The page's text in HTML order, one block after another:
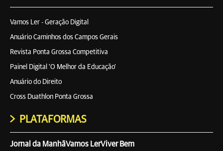
Vamos Ler - Geração Digital
Anuário Caminhos dos Campos Gerais
Revista Ponta Grossa Competitiva
Painel Digital 'O Melhor da Educação'
Anuário do Direito
Cross Duathlon Ponta Grossa
PLATAFORMAS
Jornal da ManhãVamos LerViver Bem